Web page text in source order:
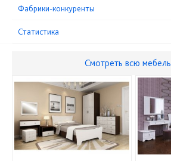
Фабрики-конкуренты
Статистика
Смотреть всю мебель